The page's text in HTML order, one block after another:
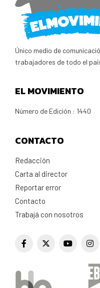
Único medio de
trabajadores de todo el
EL MOVIMIENTO
Número de Edición : 1440
CONTACTO
Redacción
Carta al director
Reportar error
Contacto
Trabajá con nosotros